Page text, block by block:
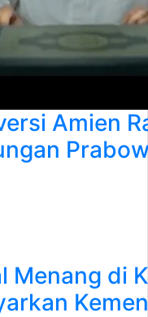
Amien
Menang di